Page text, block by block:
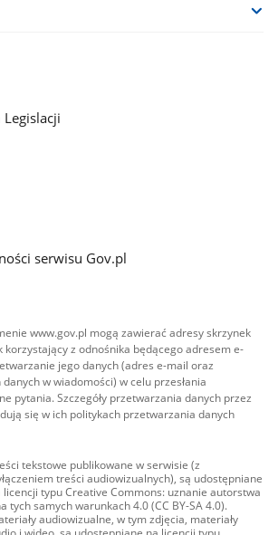
serwisu Gov.pl
www.gov.pl mogą zawierać adresy skrzynek
korzystający z odnośnika będącego adresem e-
jego danych (adres e-mail oraz
w wiadomości) w celu przesłania
pytania. Szczegóły przetwarzania danych przez
się w ich politykach przetwarzania danych
tekstowe publikowane w serwisie (z
treści audiowizualnych), są udostępniane
licencji typu Creative Commons: uznanie autorstwa
tych samych warunkach 4.0 (CC BY-SA 4.0).
audiowizualne, w tym zdjęcia, materiały